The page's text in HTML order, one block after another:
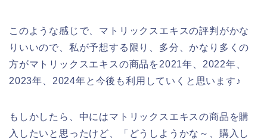
このような感じで、マトリックスエキスの評判がかな
りいいので、私が予想する限り、多分、かなり多くの
方がマトリックスエキスの商品を2021年、2022年、
2023年、2024年と今後も利用していくと思います♪
もしかしたら、中にはマトリックスエキスの商品を購
入したいと思ったけど、「どうしようかな～、購入し